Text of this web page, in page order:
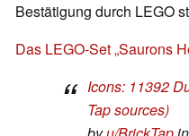
Bestätigung durch LEGO
Das LEGO-Set „Saurons
Icons: 11392
Tap sources)